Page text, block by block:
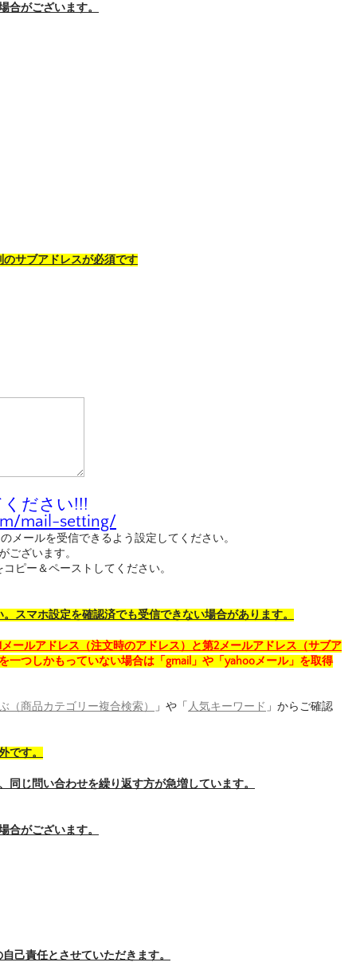
合がございます。
サブアドレスが必須です
ください!!!
mail-setting/
メールを受信できるよう設定してください。
ございます。
ピー＆ペーストしてください。
スマホ設定を確認済でも受信できない場合があります。
メールアドレス（注文時のアドレス）と第2メールアドレス（サブア
一つしかもっていない場合は「gmail」や「yahooメール」を取得
（商品カテゴリー複合検索） 」や「 人気キーワード」からご確認
です。
じ問い合わせを繰り返す方が急増しています。
合がございます。
己責任とさせていただきます。